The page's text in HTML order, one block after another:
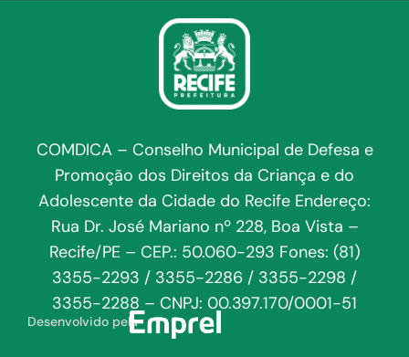
COMDICA – Conselho Municipal de Defesa e
Promoção dos Direitos da Criança e do
Adolescente da Cidade do Recife Endereço:
Rua Dr. José Mariano nº 228, Boa Vista –
Recife/PE – CEP.: 50.060-293 Fones: (81)
3355-2293 / 3355-2286 / 3355-2298 /
3355-2288 – CNPJ: 00.397.170/0001-51
Desenvolvido pela